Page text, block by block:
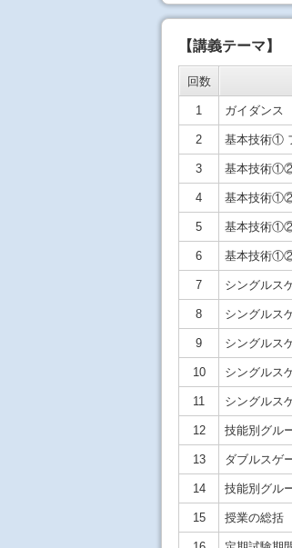
【講義テーマ】
回数
1 ガイダンス
2 基本技術①
3 基本技術①②
4 基本技術
5 基本技術
6 基本技術
7 シングルス
8 シングルス
9 シングルス
10 シングルス
11 シングルス
12 技能別グル
13 ダブルスゲ
14 技能別グル
15 授業の総括